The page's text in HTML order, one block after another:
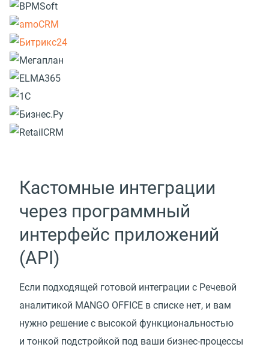
Кастомные интеграции
через программный
интерфейс приложений
(API)
Если подходящей готовой интеграции с Речевой
аналитикой MANGO OFFICE в списке нет, и вам
нужно решение с высокой функциональностью
и тонкой подстройкой под ваши бизнес-процессы